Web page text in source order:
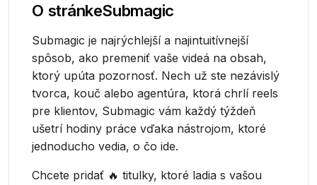
O stránkeSubmagic
Submagic je najrýchlejší a najintuitívnejší
spôsob, ako premeniť vaše videá na obsah,
ktorý upúta pozornosť. Nech už ste nezávislý
tvorca, kouč alebo agentúra, ktorá chrlí reels
pre klientov, Submagic vám každý týždeň
ušetrí hodiny práce vďaka nástrojom, ktoré
jednoducho vedia, o čo ide.
Chcete pridať 🔥 titulky, ktoré ladia s vašou